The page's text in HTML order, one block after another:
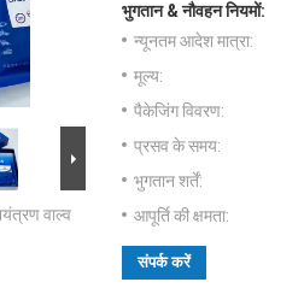
वाल्व
भुगतान & नौवहन नियमों:
न्यूनतम आदेश मात्रा:
मूल्य:
पैकेजिंग विवरण:
प्रसव के समय:
भुगतान शर्तें:
आपूर्ति की क्षमता:
संपर्क करें